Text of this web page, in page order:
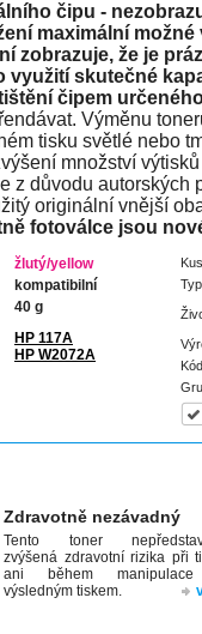
čipu -
maximální
zobrazuje, že je
využití skutečné
čipem
Výměnu
tisku světlé nebo
množství
z důvodu autorských
originální vnější
fotoválce jsou
žlutý/yellow
kompatibilní
40 g
HP 117A
HP W2072A
Zdravotně nezávadný
Tento toner
zvýšená zdravotní rizika při
ani během
výsledným tiskem.